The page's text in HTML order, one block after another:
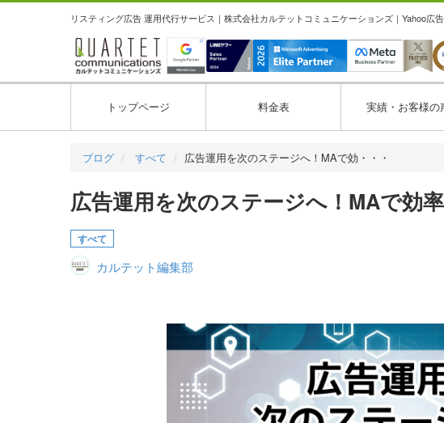
リスティング広告 運用代行サービス｜株式会社カルテットコミュニケーションズ｜Yahoo広
トップページ 料金表 実績・お客様の
ブログ すべて 広告運用を次のステージへ！MAで効・・・
広告運用を次のステージへ！MAで効
すべて
カルテット編集部